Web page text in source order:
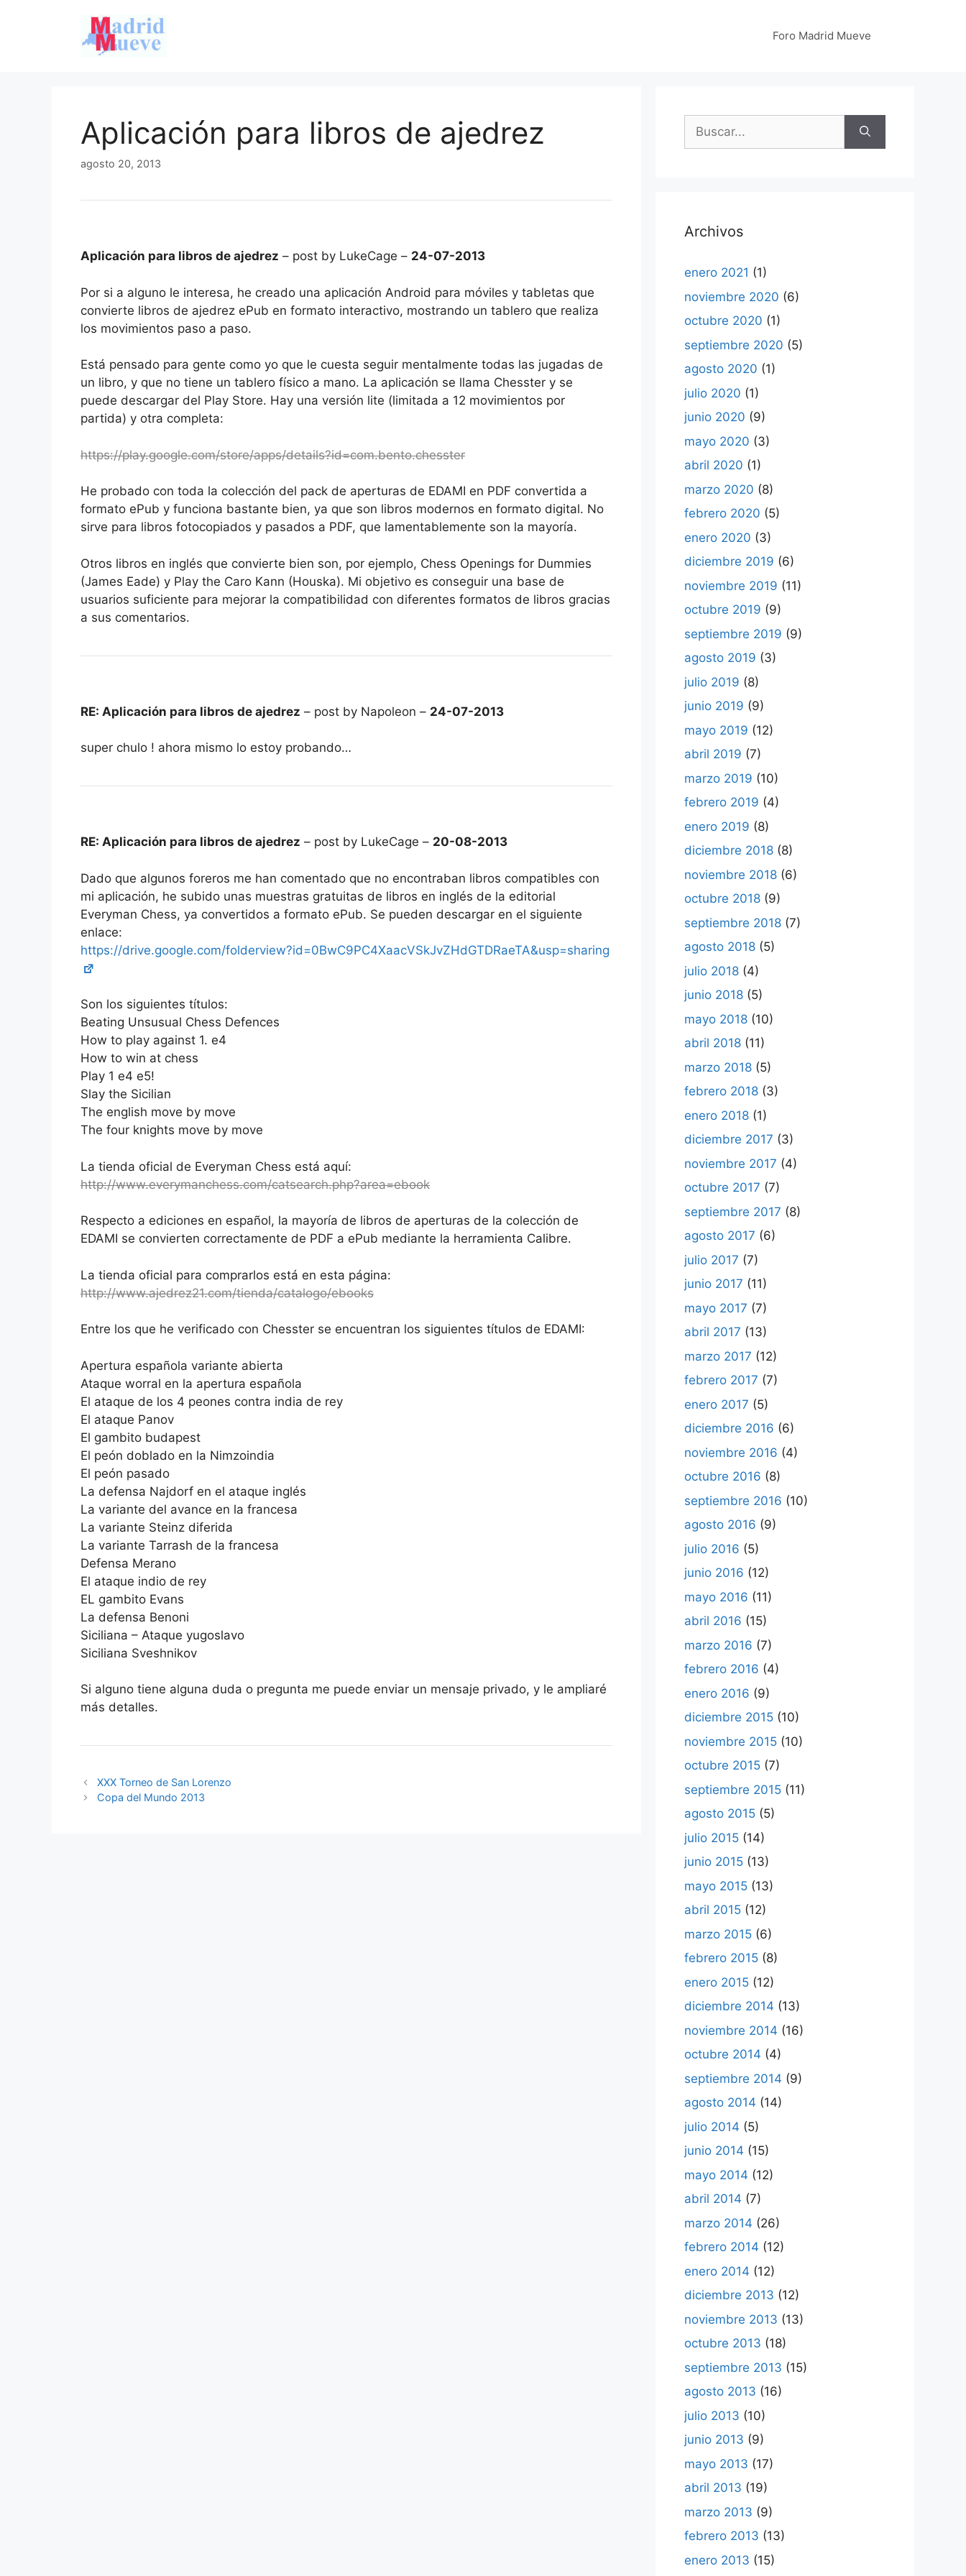
Foro Madrid Mueve
Aplicación para libros de ajedrez
agosto 20, 2013
Aplicación para libros de ajedrez – post by LukeCage – 24-07-2013
Por si a alguno le interesa, he creado una aplicación Android para móviles y tabletas que
convierte libros de ajedrez ePub en formato interactivo, mostrando un tablero que realiza
los movimientos paso a paso.
Está pensado para gente como yo que le cuesta seguir mentalmente todas las jugadas de
un libro, y que no tiene un tablero físico a mano. La aplicación se llama Chesster y se
puede descargar del Play Store. Hay una versión lite (limitada a 12 movimientos por
partida) y otra completa:
https://play.google.com/store/apps/details?id=com.bento.chesster
He probado con toda la colección del pack de aperturas de EDAMI en PDF convertida a
formato ePub y funciona bastante bien, ya que son libros modernos en formato digital. No
sirve para libros fotocopiados y pasados a PDF, que lamentablemente son la mayoría.
Otros libros en inglés que convierte bien son, por ejemplo, Chess Openings for Dummies
(James Eade) y Play the Caro Kann (Houska). Mi objetivo es conseguir una base de
usuarios suficiente para mejorar la compatibilidad con diferentes formatos de libros gracias
a sus comentarios.
RE: Aplicación para libros de ajedrez – post by Napoleon – 24-07-2013
super chulo ! ahora mismo lo estoy probando…
RE: Aplicación para libros de ajedrez – post by LukeCage – 20-08-2013
Dado que algunos foreros me han comentado que no encontraban libros compatibles con
mi aplicación, he subido unas muestras gratuitas de libros en inglés de la editorial
Everyman Chess, ya convertidos a formato ePub. Se pueden descargar en el siguiente
enlace:
https://drive.google.com/folderview?id=0BwC9PC4XaacVSkJvZHdGTDRaeTA&usp=sharing
Son los siguientes títulos:
Beating Unsusual Chess Defences
How to play against 1. e4
How to win at chess
Play 1 e4 e5!
Slay the Sicilian
The english move by move
The four knights move by move
La tienda oficial de Everyman Chess está aquí:
http://www.everymanchess.com/catsearch.php?area=ebook
Respecto a ediciones en español, la mayoría de libros de aperturas de la colección de
EDAMI se convierten correctamente de PDF a ePub mediante la herramienta Calibre.
La tienda oficial para comprarlos está en esta página:
http://www.ajedrez21.com/tienda/catalogo/ebooks
Entre los que he verificado con Chesster se encuentran los siguientes títulos de EDAMI:
Apertura española variante abierta
Ataque worral en la apertura española
El ataque de los 4 peones contra india de rey
El ataque Panov
El gambito budapest
El peón doblado en la Nimzoindia
El peón pasado
La defensa Najdorf en el ataque inglés
La variante del avance en la francesa
La variante Steinz diferida
La variante Tarrash de la francesa
Defensa Merano
El ataque indio de rey
EL gambito Evans
La defensa Benoni
Siciliana – Ataque yugoslavo
Siciliana Sveshnikov
Si alguno tiene alguna duda o pregunta me puede enviar un mensaje privado, y le ampliaré
más detalles.
XXX Torneo de San Lorenzo
Copa del Mundo 2013
Buscar:
Archivos
enero 2021 (1)
noviembre 2020 (6)
octubre 2020 (1)
septiembre 2020 (5)
agosto 2020 (1)
julio 2020 (1)
junio 2020 (9)
mayo 2020 (3)
abril 2020 (1)
marzo 2020 (8)
febrero 2020 (5)
enero 2020 (3)
diciembre 2019 (6)
noviembre 2019 (11)
octubre 2019 (9)
septiembre 2019 (9)
agosto 2019 (3)
julio 2019 (8)
junio 2019 (9)
mayo 2019 (12)
abril 2019 (7)
marzo 2019 (10)
febrero 2019 (4)
enero 2019 (8)
diciembre 2018 (8)
noviembre 2018 (6)
octubre 2018 (9)
septiembre 2018 (7)
agosto 2018 (5)
julio 2018 (4)
junio 2018 (5)
mayo 2018 (10)
abril 2018 (11)
marzo 2018 (5)
febrero 2018 (3)
enero 2018 (1)
diciembre 2017 (3)
noviembre 2017 (4)
octubre 2017 (7)
septiembre 2017 (8)
agosto 2017 (6)
julio 2017 (7)
junio 2017 (11)
mayo 2017 (7)
abril 2017 (13)
marzo 2017 (12)
febrero 2017 (7)
enero 2017 (5)
diciembre 2016 (6)
noviembre 2016 (4)
octubre 2016 (8)
septiembre 2016 (10)
agosto 2016 (9)
julio 2016 (5)
junio 2016 (12)
mayo 2016 (11)
abril 2016 (15)
marzo 2016 (7)
febrero 2016 (4)
enero 2016 (9)
diciembre 2015 (10)
noviembre 2015 (10)
octubre 2015 (7)
septiembre 2015 (11)
agosto 2015 (5)
julio 2015 (14)
junio 2015 (13)
mayo 2015 (13)
abril 2015 (12)
marzo 2015 (6)
febrero 2015 (8)
enero 2015 (12)
diciembre 2014 (13)
noviembre 2014 (16)
octubre 2014 (4)
septiembre 2014 (9)
agosto 2014 (14)
julio 2014 (5)
junio 2014 (15)
mayo 2014 (12)
abril 2014 (7)
marzo 2014 (26)
febrero 2014 (12)
enero 2014 (12)
diciembre 2013 (12)
noviembre 2013 (13)
octubre 2013 (18)
septiembre 2013 (15)
agosto 2013 (16)
julio 2013 (10)
junio 2013 (9)
mayo 2013 (17)
abril 2013 (19)
marzo 2013 (9)
febrero 2013 (13)
enero 2013 (15)